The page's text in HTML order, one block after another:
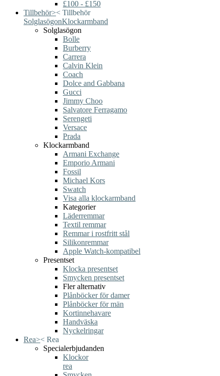
£100 - £150
Tillbehör>< Tillbehör
SolglasögonKlockarmband
Solglasögon
Bolle
Burberry
Carrera
Calvin Klein
Coach
Dolce and Gabbana
Gucci
Jimmy Choo
Salvatore Ferragamo
Serengeti
Versace
Prada
Klockarmband
Armani Exchange
Emporio Armani
Fossil
Michael Kors
Swatch
Visa alla klockarmband
Kategorier
Läderremmar
Textil remmar
Remmar i rostfritt stål
Silikonremmar
Apple Watch-kompatibel
Presentset
Klocka presentset
Smycken presentset
Fler alternativ
Plånböcker för damer
Plånböcker för män
Kortinnehavare
Handväska
Nyckelringar
Rea>< Rea
Specialerbjudanden
Klockor
rea